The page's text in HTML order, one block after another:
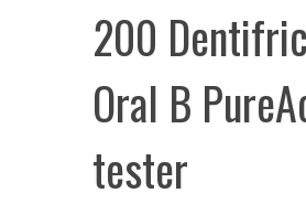
200
Oral B
tester